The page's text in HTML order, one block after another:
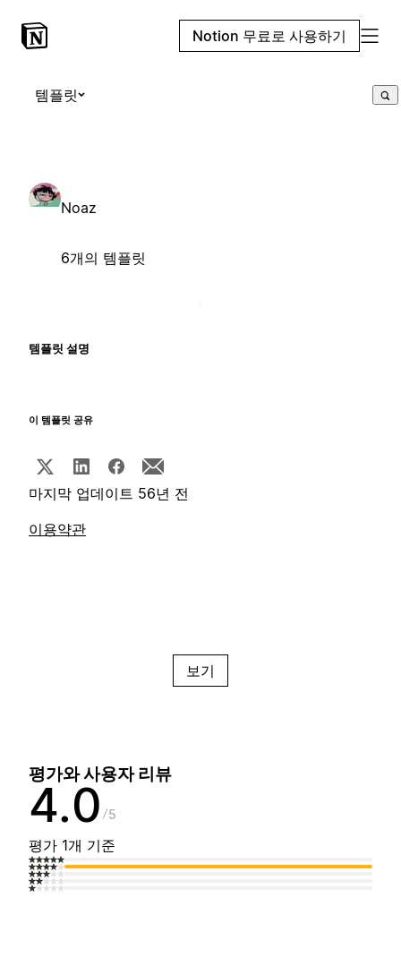
Notion 무료로 사용하기
템플릿
Noaz
6개의 템플릿
템플릿 설명
이 템플릿 공유
마지막 업데이트 56년 전
이용약관
보기
평가와 사용자 리뷰
4.0 5
평가 1개 기준